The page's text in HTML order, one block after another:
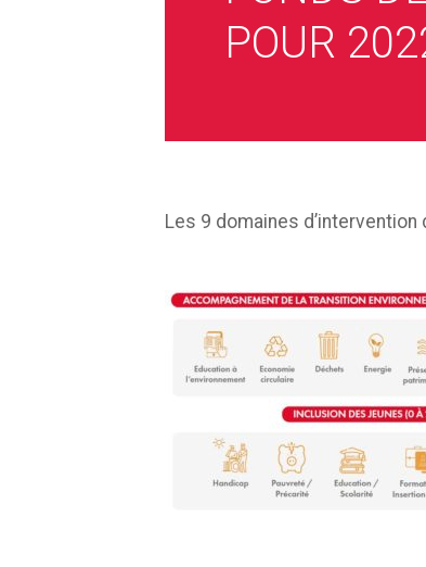
POUR
Les 9 domaines